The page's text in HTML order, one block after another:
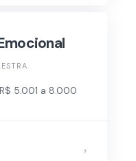
5.001 a 8.000